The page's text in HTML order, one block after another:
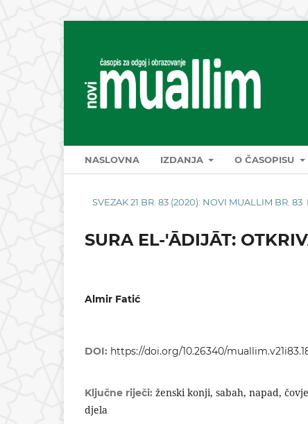
NASLOVNA IZDANJA O ČASOPISU
SVEZAK 21 BR. 83 (2020): NOVI MUALLIM BR. 83
SURA EL-'ĀDIJĀT:
Almir Fatić
DOI: https://doi.org/10.26340/
Ključne riječi: ženski konji, sabah, napad,
djela